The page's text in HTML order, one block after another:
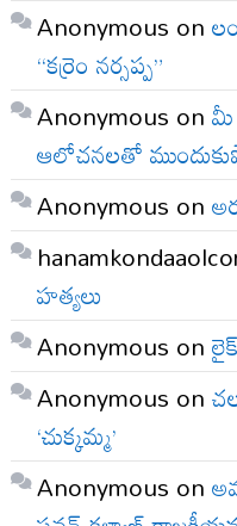
Anonymous on
“కర్రెం నర్సప్ప”
Anonymous onమీ
ఆలోచనలతో
Anonymous on
హత్యలు
Anonymous onలైక్
Anonymous on
‘చుక్కమ్మ’
Anonymous on